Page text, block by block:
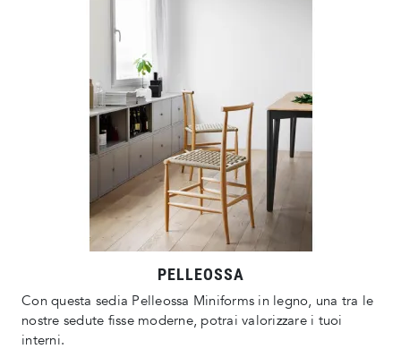
PELLEOSSA
Con questa sedia Pelleossa Miniforms in legno, una tra le
nostre sedute fisse moderne, potrai valorizzare i tuoi
interni.